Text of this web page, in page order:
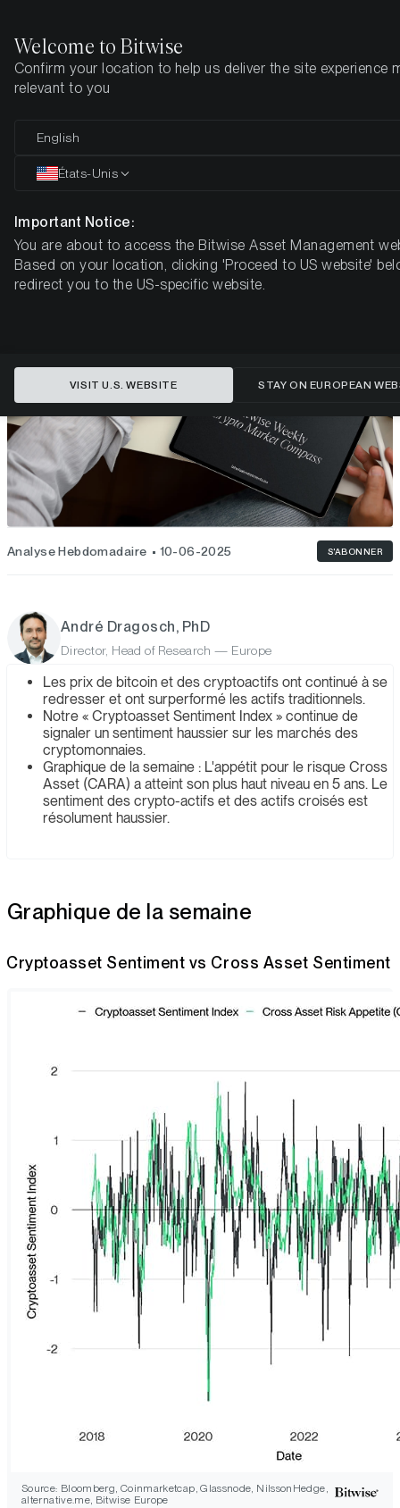
Page d'accueil Market Updates Week 24, 2025
Bitcoin se rapproche de son plus
haut historique dans un contexte
BOUSSOLE HEBDOMADAIRE DU MARCHÉ DES CRYPTO-
MONNAIES DE BITWISE - SEMAINE 24, 2025
Analyse Hebdomadaire 10-06-2025 S'ABONNER
André Dragosch, PhD
Director, Head of Research — Europe
Les prix de bitcoin et des cryptoactifs ont continué à se
redresser et ont surperformé les actifs traditionnels.
Notre « Cryptoasset Sentiment Index » continue de
signaler un sentiment haussier sur les marchés des
cryptomonnaies.
Graphique de la semaine : L'appétit pour le risque Cross
Asset (CARA) a atteint son plus haut niveau en 5 ans. Le
sentiment des crypto-actifs et des actifs croisés est
résolument haussier.
Graphique de la semaine
Cryptoasset Sentiment vs Cross Asset Sentiment
Source: Bloomberg, Coinmarketcap, Glassnode, NilssonHedge,
alternative.me, Bitwise Europe
Welcome to Bitwise
Confirm your location to help us deliver the site experience
relevant to you
English
États-Unis
Important Notice:
You are about to access the Bitwise Asset Management
Based on your location, clicking 'Proceed to US website'
redirect you to the US-specific website.
VISIT U.S. WEBSITE STAY ON EUROPEAN